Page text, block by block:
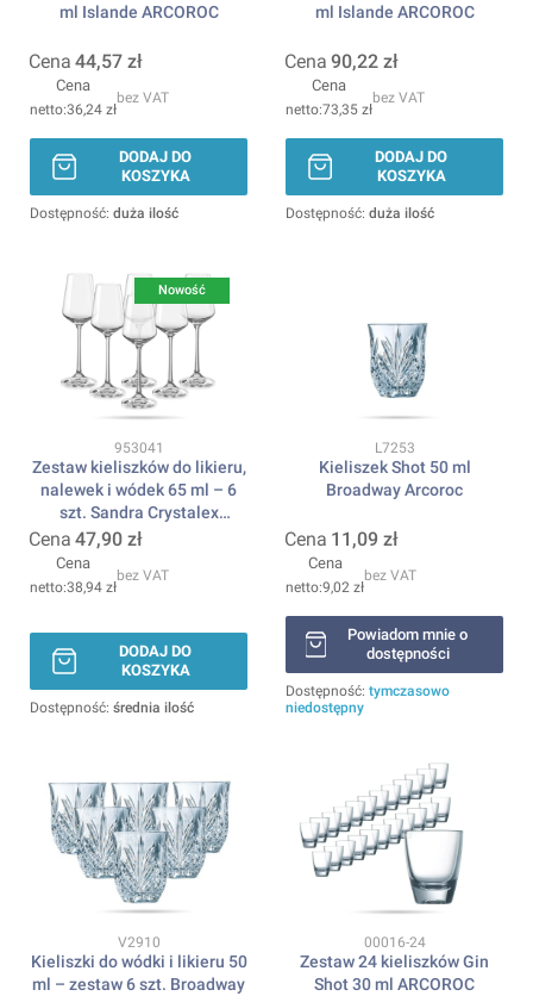
ml Islande ARCOROC
Cena 44,57 zł
Cena
36,24 zł
bez VAT
DODAJ DO
KOSZYKA
Dostępność: duża ilość
ml Islande ARCOROC
Cena 90,22 zł
Cena
73,35 zł
bez VAT
DODAJ DO
KOSZYKA
Dostępność: duża ilość
Nowość
Kod produktu
953041
Zestaw kieliszków do likieru,
nalewek i wódek 65 ml – 6
szt. Sandra Crystalex
BOHEMIA
Cena 47,90 zł
Cena
38,94 zł
bez VAT
DODAJ DO
KOSZYKA
Dostępność: średnia ilość
Kod produktu
L7253
Kieliszek Shot 50 ml
Broadway Arcoroc
Cena 11,09 zł
Cena
9,02 zł
bez VAT
Powiadom mnie o
dostępności
Dostępność: tymczasowo
niedostępny
Kod produktu
V2910
Kieliszki do wódki i likieru 50
ml – zestaw 6 szt. Broadway
Kod produktu
00016-24
Zestaw 24 kieliszków Gin
Shot 30 ml ARCOROC